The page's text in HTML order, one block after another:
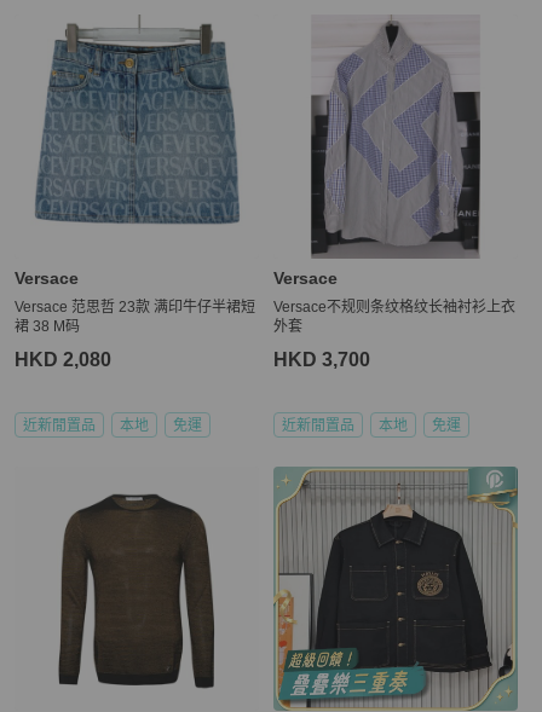
Versace
Versace 范思哲 23款 满印牛仔半裙短
裙 38 M码
HKD 2,080
近新閒置品 本地 免運
Versace
Versace不规则条纹格纹长袖衬衫上衣
外套
HKD 3,700
近新閒置品 本地 免運